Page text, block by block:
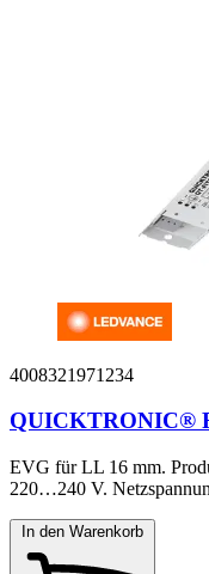
4008321971234
QUICKTRONIC®
EVG für LL 16 mm.
220…240 V.
In den Warenkorb